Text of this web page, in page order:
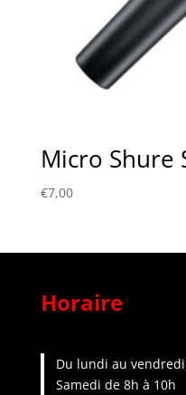
Micro Shure
€7,00
Horaire
Du lundi au
Samedi de 8h à 10h